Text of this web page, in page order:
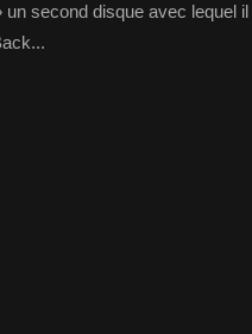
second disque avec lequel il